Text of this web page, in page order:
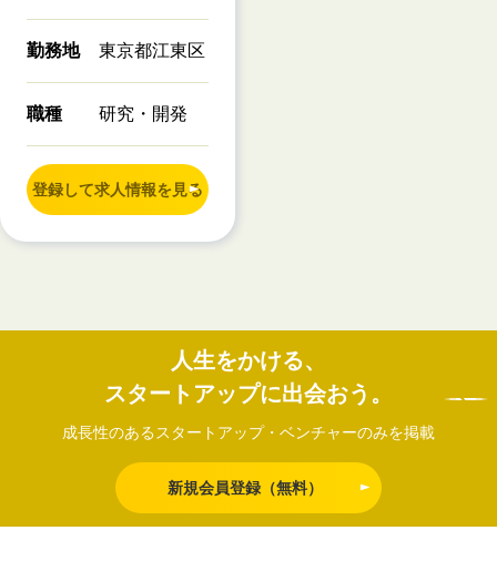
勤務地 東京都江東区
職種 研究・開発
登録して求人情報を見る
人生をかける、
スタートアップに出会おう。
成長性のあるスタートアップ・ベンチャーのみを掲載
新規会員登録（無料）